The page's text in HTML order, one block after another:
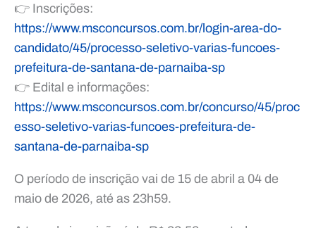
👉 Inscrições:
https://www.msconcursos.com.br/login-area-do-
candidato/45/processo-seletivo-varias-funcoes-
prefeitura-de-santana-de-parnaiba-sp
👉 Edital e informações:
https://www.msconcursos.com.br/concurso/45/proc
esso-seletivo-varias-funcoes-prefeitura-de-
santana-de-parnaiba-sp
O período de inscrição vai de 15 de abril a 04 de
maio de 2026, até as 23h59.